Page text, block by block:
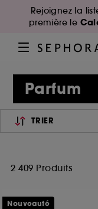
Rejoignez la
première le
Parfum
TRIER
2 409 Produits
Nouveauté